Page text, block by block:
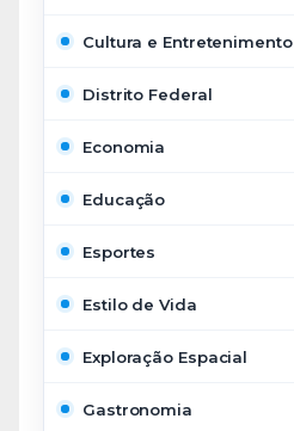
Cultura e Entretenimento
Distrito Federal
Economia
Educação
Esportes
Estilo de Vida
Exploração Espacial
Gastronomia